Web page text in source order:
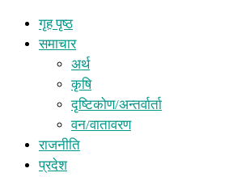
गृह पृष्ठ
समाचार
अर्थ
कृषि
दृष्टिकोण/अन्तर्वार्ता
वन/वातावरण
राजनीति
प्रदेश